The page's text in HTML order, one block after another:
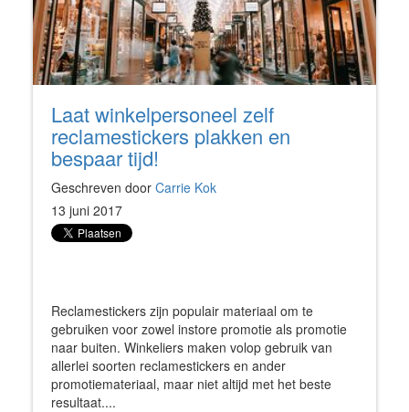
Laat winkelpersoneel zelf
reclamestickers plakken en
bespaar tijd!
Geschreven door Carrie Kok
13 juni 2017
Reclamestickers zijn populair materiaal om te
gebruiken voor zowel instore promotie als promotie
naar buiten. Winkeliers maken volop gebruik van
allerlei soorten reclamestickers en ander
promotiemateriaal, maar niet altijd met het beste
resultaat....